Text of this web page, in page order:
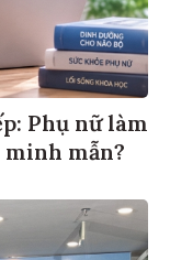
Phụ nữ làm
mẫn?